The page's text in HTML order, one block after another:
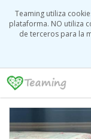
Teaming utiliza
plataforma. NO utiliza
de terceros para la